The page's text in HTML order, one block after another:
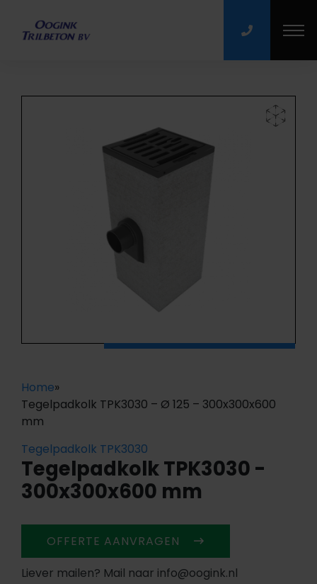
Home»
Tegelpadkolk TPK3030 – Ø 125 – 300x300x600
mm
Tegelpadkolk TPK3030
Tegelpadkolk TPK3030 -
300x300x600 mm
OFFERTE AANVRAGEN
Liever mailen? Mail naar info@oogink.nl